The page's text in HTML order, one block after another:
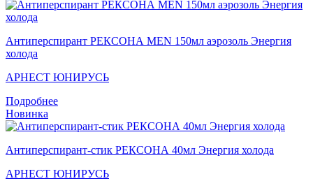
Антиперспирант РЕКСОНА MEN 150мл аэрозоль Энергия
холода
АРНЕСТ ЮНИРУСЬ
Подробнее
Новинка
Антиперспирант-стик РЕКСОНА 40мл Энергия холода
АРНЕСТ ЮНИРУСЬ